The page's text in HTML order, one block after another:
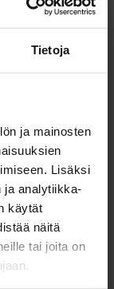
Tietoja
ja mainosten
Lisäksi
ja analytiikka-
käytät
näitä
tai joita on